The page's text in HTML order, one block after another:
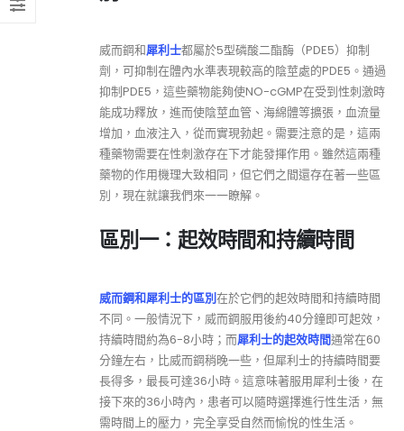
威而鋼和犀利士都屬於5型磷酸二酯酶（PDE5）抑制
劑，可抑制在體內水準表現較高的陰莖處的PDE5。通過
抑制PDE5，這些藥物能夠使NO-cGMP在受到性刺激時
能成功釋放，進而使陰莖血管、海綿體等擴張，血流量
增加，血液注入，從而實現勃起。需要注意的是，這兩
種藥物需要在性刺激存在下才能發揮作用。雖然這兩種
藥物的作用機理大致相同，但它們之間還存在著一些區
別，現在就讓我們來一一瞭解。
區別一：起效時間和持續時間
威而鋼和犀利士的區別在於它們的起效時間和持續時間
不同。一般情況下，威而鋼服用後約40分鐘即可起效，
持續時間約為6-8小時；而犀利士的起效時間通常在60
分鐘左右，比威而鋼稍晚一些，但犀利士的持續時間要
長得多，最長可達36小時。這意味著服用犀利士後，在
接下來的36小時內，患者可以隨時選擇進行性生活，無
需時間上的壓力，完全享受自然而愉悅的性生活。